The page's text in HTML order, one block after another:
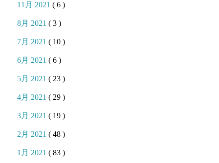
11月 2021( 6 )
8月 2021( 3 )
7月 2021( 10 )
6月 2021( 6 )
5月 2021( 23 )
4月 2021( 29 )
3月 2021( 19 )
2月 2021( 48 )
1月 2021( 83 )